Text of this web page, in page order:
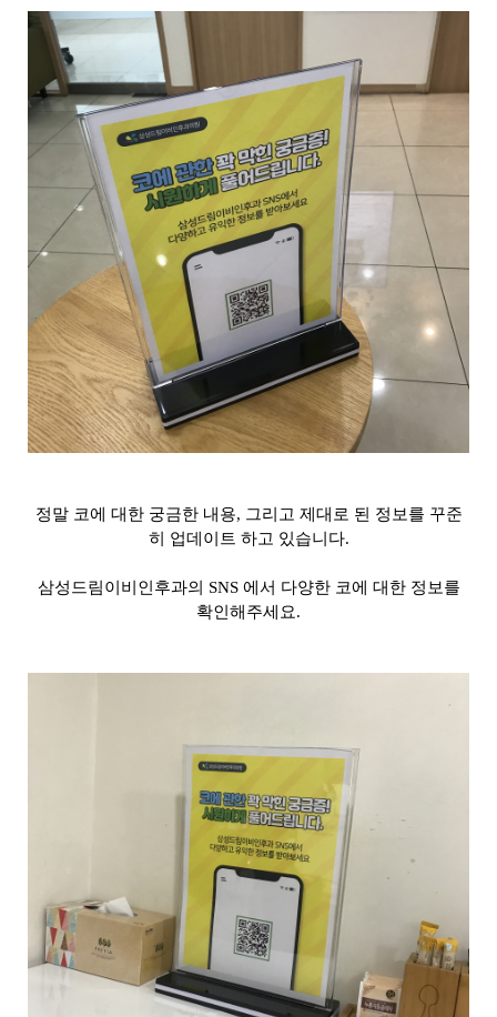
정말 코에 대한 궁금한 내용, 그리고 제대로 된 정보를 꾸준
히 업데이트 하고 있습니다.
삼성드림이비인후과의 SNS 에서 다양한 코에 대한 정보를
확인해주세요.